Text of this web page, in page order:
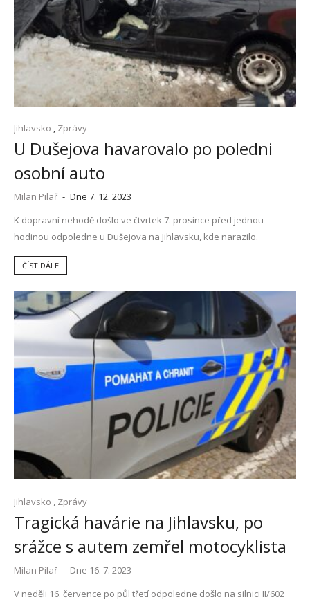
Jihlavsko Zprávy
U Dušejova havarovalo po poledni
osobní auto
Milan Pilař - Dne 7. 12. 2023
K dopravní nehodě došlo ve čtvrtek 7. prosince před jednou
hodinou odpoledne u Dušejova na Jihlavsku, kde narazilo.
ČÍST DÁLE
Jihlavsko Zprávy
Tragická havárie na Jihlavsku, po
srážce s autem zemřel motocyklista
Milan Pilař - Dne 16. 7. 2023
V neděli 16. července po půl třetí odpoledne došlo na silnici II/602